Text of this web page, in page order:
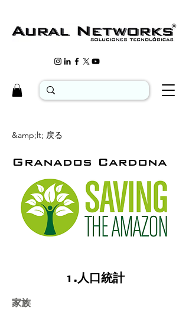
&amp;lt; 戻る
Granados Cardona
1.人口統計
家族